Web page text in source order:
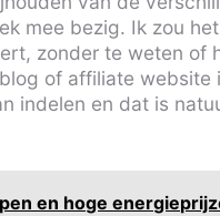
mee bezig. Ik zou
zonder te weten of
of affiliate
indelen en dat is
en hoge